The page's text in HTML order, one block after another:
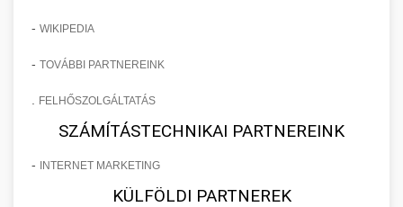
- WIKIPEDIA
- TOVÁBBI PARTNEREINK
FELHŐSZOLGÁLTATÁS
SZÁMÍTÁSTECHNIKAI PARTNEREINK
- INTERNET MARKETING
KÜLFÖLDI PARTNEREK